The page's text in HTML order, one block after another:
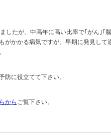
したが、中高年に高い比率で｢がん｣｢
がかかる病気ですが、早期に発見し
防に役立てて下さい。
から ご覧下さい。